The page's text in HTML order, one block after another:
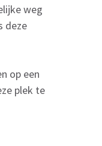
weg
deze
op een
plek te